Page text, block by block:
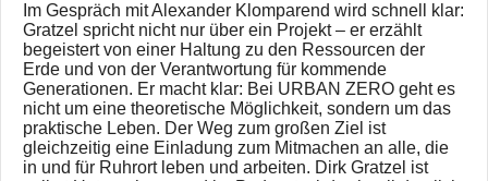
Im Gespräch mit Alexander Klomparend wird schnell klar:
Gratzel spricht nicht nur über ein Projekt – er erzählt
begeistert von einer Haltung zu den Ressourcen der
Erde und von der Verantwortung für kommende
Generationen. Er macht klar: Bei URBAN ZERO geht es
nicht um eine theoretische Möglichkeit, sondern um das
praktische Leben. Der Weg zum großen Ziel ist
gleichzeitig eine Einladung zum Mitmachen an alle, die
in und für Ruhrort leben und arbeiten. Dirk Gratzel ist